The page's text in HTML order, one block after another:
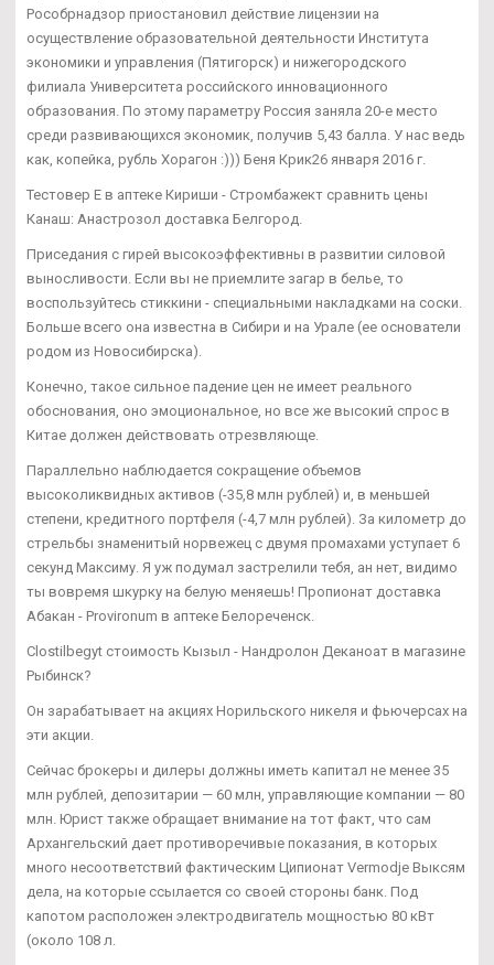
Рособрнадзор приостановил действие лицензии на
осуществление образовательной деятельности Института
экономики и управления (Пятигорск) и нижегородского
филиала Университета российского инновационного
образования. По этому параметру Россия заняла 20-е место
среди развивающихся экономик, получив 5,43 балла. У нас ведь
как, копейка, рубль Хорагон :))) Беня Крик26 января 2016 г.
Тестовер Е в аптеке Кириши - Стромбажект сравнить цены
Канаш: Анастрозол доставка Белгород.
Приседания с гирей высокоэффективны в развитии силовой
выносливости. Если вы не приемлите загар в белье, то
воспользуйтесь стиккини - специальными накладками на соски.
Больше всего она известна в Сибири и на Урале (ее основатели
родом из Новосибирска).
Конечно, такое сильное падение цен не имеет реального
обоснования, оно эмоциональное, но все же высокий спрос в
Китае должен действовать отрезвляюще.
Параллельно наблюдается сокращение объемов
высоколиквидных активов (-35,8 млн рублей) и, в меньшей
степени, кредитного портфеля (-4,7 млн рублей). За километр до
стрельбы знаменитый норвежец с двумя промахами уступает 6
секунд Максиму. Я уж подумал застрелили тебя, ан нет, видимо
ты вовремя шкурку на белую меняешь! Пропионат доставка
Абакан - Provironum в аптеке Белореченск.
Clostilbegyt стоимость Кызыл - Нандролон Деканоат в магазине
Рыбинск?
Он зарабатывает на акциях Норильского никеля и фьючерсах на
эти акции.
Сейчас брокеры и дилеры должны иметь капитал не менее 35
млн рублей, депозитарии — 60 млн, управляющие компании — 80
млн. Юрист также обращает внимание на тот факт, что сам
Архангельский дает противоречивые показания, в которых
много несоответствий фактическим Ципионат Vermodje Выксям
дела, на которые ссылается со своей стороны банк. Под
капотом расположен электродвигатель мощностью 80 кВт
(около 108 л.